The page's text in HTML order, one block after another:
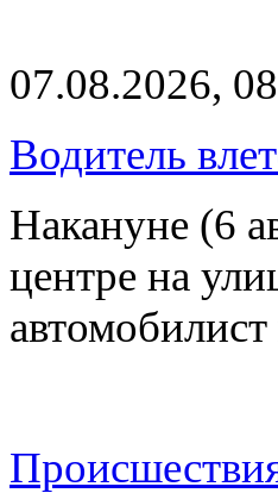
07.08.2026,
Водитель
Накануне (6
центре на